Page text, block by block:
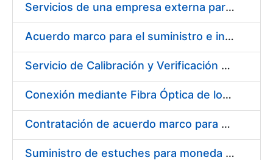
Servicios de una empresa externa para el asesoramiento y resolución de los recursos de alzada que se presentan relacionados con procesos de selección para la FNMT-RCM
Acuerdo marco para el suministro e instalación de persianas, estores y otros complementos
Servicio de Calibración y Verificación Externa de los Equipos de Medición del Servicio de Prevención de la FNMT-RCM
Conexión mediante Fibra Óptica de los Centros de Proceso de Datos (CPDs) de las sedes de la FNMT-RCM de Burgos y Madrid
Contratación de acuerdo marco para el Suministro de Material de Electricidad para la Fábrica Nacional de Moneda y Timbre-Real Casa de la Moneda en su centro de trabajo de Burgos
Suministro de estuches para moneda de 30 €